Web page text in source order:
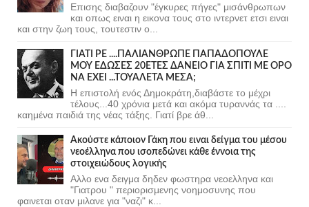
Επισης διαβαζουν "έγκυρες πήγες" μισάνθρωπων
και οπως ειναι η εικονα τους στο ιντερνετ ετσι ειναι
και στην ζωη τους, τουτεστιν ο...
ΓΙΑΤΙ ΡΕ ....ΠΑΛΙΑΝΘΡΩΠΕ ΠΑΠΑΔΟΠΟΥΛΕ
ΜΟΥ ΕΔΩΣΕΣ 20ΕΤΕΣ ΔΑΝΕΙΟ ΓΙΑ ΣΠΙΤΙ ΜΕ ΟΡΟ
ΝΑ ΕΧΕΙ ...ΤΟΥΑΛΕΤΑ ΜΕΣΑ;
Η επιστολή ενός Δημοκράτη,διαβάστε το μέχρι
τέλους...40 χρόνια μετά και ακόμα τυραννάς τα ....
καημένα παιδιά της νέας τάξης. Γιατί βρε άθ...
Ακούστε κάποιον Γάκη που ειναι δείγμα του μέσου
νεοέλληνα που ισοπεδώνει κάθε έννοια της
στοιχειώδους λογικής
Αλλο ενα δειγμα δηδεν φωστηρα νεοελληνα και
"Γιατρου " περιορισμενης νοημοσυνης που
φαινεται οταν μιλανε για "ναζι" κ...